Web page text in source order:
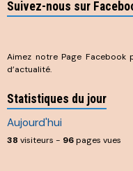
Suivez-nous sur
Aimez notre Page
d’actualité.
Statistiques du jour
Aujourd'hui
38 visiteurs - 96pages vues